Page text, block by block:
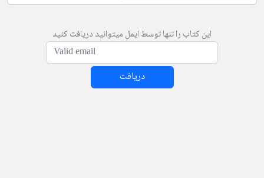
این کتاب را تنها توسط ایمل میتوانید دریافت کنید
دریافت